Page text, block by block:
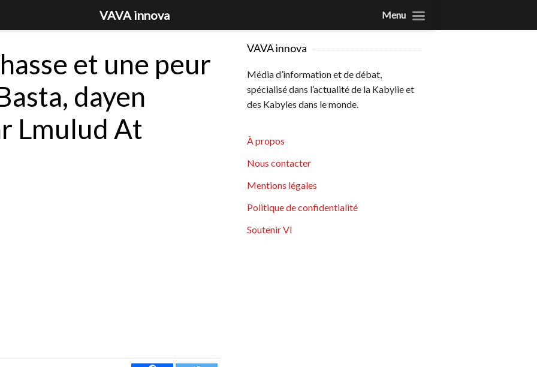
et une peur
dayen
Lmulud At
VAVA innova
Média d’information et de débat,
spécialisé dans l’actualité de la Kabylie et
des Kabyles dans le monde.
À propos
Nous contacter
Mentions légales
Politique de confidentialité
Soutenir VI
VAVA innova Menu